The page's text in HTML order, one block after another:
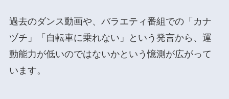
過去のダンス動画や、バラエティ番組での「カナ
ヅチ」「自転車に乗れない」という発言から、運
動能力が低いのではないかという憶測が広がって
います。